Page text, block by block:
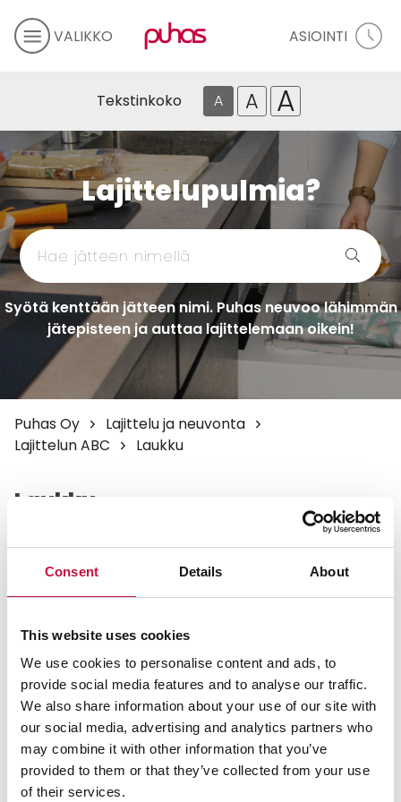
Consent Details About
This website uses cookies
We use cookies to personalise content and ads, to
provide social media features and to analyse our traffic.
We also share information about your use of our site with
our social media, advertising and analytics partners who
may combine it with other information that you’ve
provided to them or that they’ve collected from your use
of their services.
VALIKKO ASIOINTI
Tekstinkoko A A A
Lajittelupulmia?
Syötä kenttään jätteen nimi. Puhas neuvoo lähimmän
jätepisteen ja auttaa lajittelemaan oikein!
Puhas Oy
Lajittelu ja neuvonta
Lajittelun ABC
Laukku
Laukku
vaatteiden keräyslaatikoihin tai kirpputoreille.
Käyttökelvottomat laukut ja reput kuuluvat
Käyttökelpoinen ja ehjä matkalaukku kannattaa
kierrättää kirpputoreilla. Vie käyttökelvoton
matkalaukku Kontiokaaren itsepalveluasemalle tai
muille jäteasemille.